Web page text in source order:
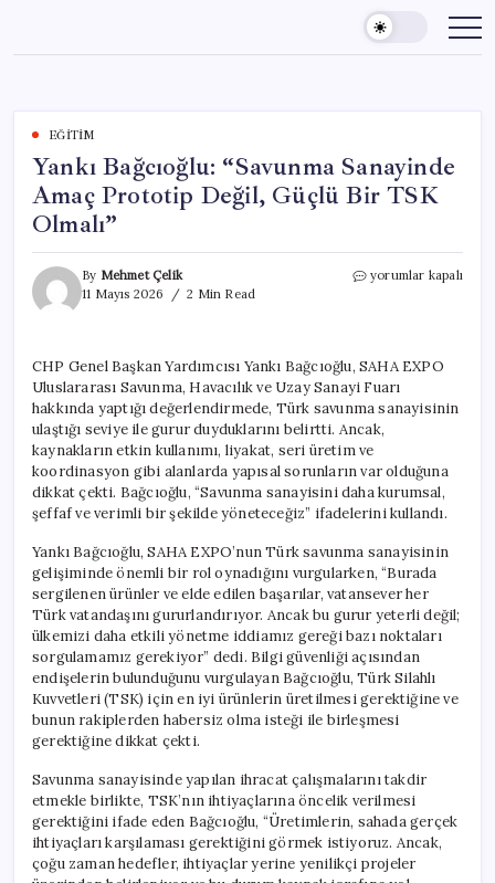
content
EĞITIM
Yankı Bağcıoğlu: “Savunma Sanayinde
Amaç Prototip Değil, Güçlü Bir TSK
Olmalı”
By Mehmet Çelik
11 Mayıs 2026
2 Min Read
Yankı
Prototip
Değil,
Güçlü
Bir
Olmalı”
için
yorumlar kapalı
CHP Genel Başkan Yardımcısı Yankı Bağcıoğlu, SAHA EXPO
Uluslararası Savunma, Havacılık ve Uzay Sanayi Fuarı
hakkında yaptığı değerlendirmede, Türk savunma sanayisinin
ulaştığı seviye ile gurur duyduklarını belirtti. Ancak,
kaynakların etkin kullanımı, liyakat, seri üretim ve
koordinasyon gibi alanlarda yapısal sorunların var olduğuna
dikkat çekti. Bağcıoğlu, “Savunma sanayisini daha kurumsal,
şeffaf ve verimli bir şekilde yöneteceğiz” ifadelerini kullandı.
Yankı Bağcıoğlu, SAHA EXPO’nun Türk savunma sanayisinin
gelişiminde önemli bir rol oynadığını vurgularken, “Burada
sergilenen ürünler ve elde edilen başarılar, vatansever her
Türk vatandaşını gururlandırıyor. Ancak bu gurur yeterli değil;
ülkemizi daha etkili yönetme iddiamız gereği bazı noktaları
sorgulamamız gerekiyor” dedi. Bilgi güvenliği açısından
endişelerin bulunduğunu vurgulayan Bağcıoğlu, Türk Silahlı
Kuvvetleri (TSK) için en iyi ürünlerin üretilmesi gerektiğine ve
bunun rakiplerden habersiz olma isteği ile birleşmesi
gerektiğine dikkat çekti.
Savunma sanayisinde yapılan ihracat çalışmalarını takdir
etmekle birlikte, TSK’nın ihtiyaçlarına öncelik verilmesi
gerektiğini ifade eden Bağcıoğlu, “Üretimlerin, sahada gerçek
ihtiyaçları karşılaması gerektiğini görmek istiyoruz. Ancak,
çoğu zaman hedefler, ihtiyaçlar yerine yenilikçi projeler